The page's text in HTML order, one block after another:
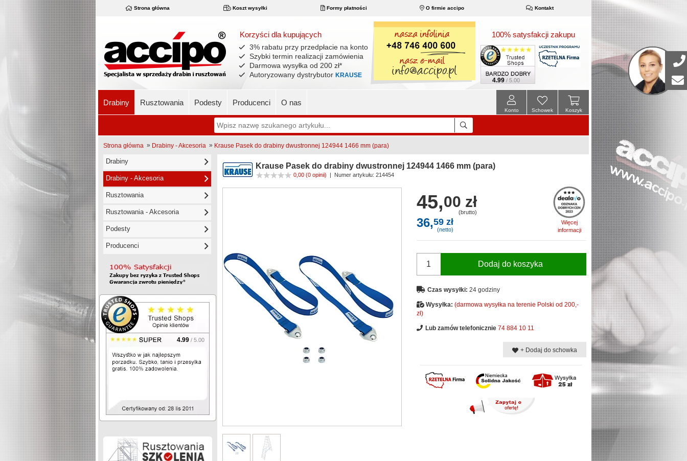
Strona główna Koszt wysyłki Formy płatności O firmie accipo Kontakt
Korzyści dla kupujących
3% rabatu przy przedpłacie na konto
Szybki termin realizacji zamówienia
Darmowa wysyłka od 200 zł*
Autoryzowany dystrybutor KRAUSE
100% satysfakcji zakupu
4.99 / 5.00
Drabiny Rusztowania Podesty Producenci O nas
Koszyk
Schowek
Konto
Strona główna » Drabiny - Akcesoria » Krause Pasek do drabiny dwustronnej 124944 1466 mm (para)
Drabiny
Drabiny - Akcesoria
Rusztowania
Rusztowania - Akcesoria
Podesty
Producenci
4.99 / 5.00
Krause Pasek do drabiny dwustronnej 124944 1466 mm (para)
0,00 (0 opinii) | Numer artykułu: 214454
Więcej
informacji
45,00 zł
(brutto)
36,59 zł
(netto)
Dodaj do koszyka
Czas wysyłki: 24 godziny
Wysyłka: (darmowa wysyłka na terenie Polski od 200,-
zł)
Lub zamów telefonicznie 74 884 10 11
+ Dodaj do schowka